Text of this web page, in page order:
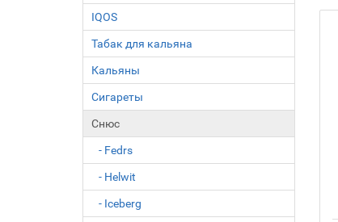
IQOS
Табак для кальяна
Кальяны
Сигареты
Снюс
- Fedrs
- Helwit
- Iceberg